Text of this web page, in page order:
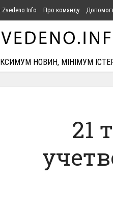
Про команду
НОВИН, МІНІМУМ
21